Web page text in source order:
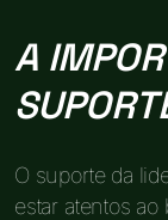
A
O suporte da
estar atentos